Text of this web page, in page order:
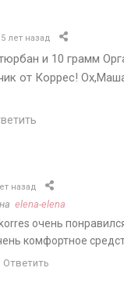
5 лет назад
и 10 грамм
от Коррес!
назад
elena-elena
очень
комфортное
Ответить